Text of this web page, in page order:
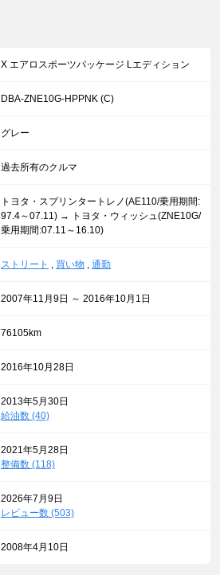
X エアロスポーツパッケージ Lエディション
DBA-ZNE10G-HPPNK (C)
グレー
過去所有のクルマ
トヨタ・スプリンタートレノ(AE110/乗用期間:
97.4～07.11) → トヨタ・ウィッシュ(ZNE10G/
乗用期間:07.11～16.10)
ストリート , 買い物 , 通勤
2007年11月9日 ～ 2016年10月1日
76105km
2016年10月28日
2013年5月30日
給油数 (40)
2021年5月28日
整備数 (118)
2026年7月9日
レビュー数 (503)
2008年4月10日